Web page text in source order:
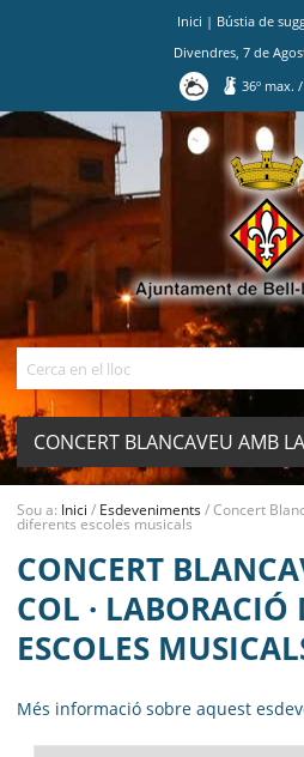
Inici | Bústia de
Divendres 7 de
36º max./
CONCERT BLANCAVEU AMB
LABORACIÓ DE DIFERENTS
AJUNTAMENT
MUNICIPI
SEU ELECTRÒNICA
BELL-LLOC SOLUCIONA
Sou a: Inici / Esdeveniments/Concert
diferents escoles musicals
CONCERT
COL · LABORACIÓ
ESCOLES
Més informació sobre aquest